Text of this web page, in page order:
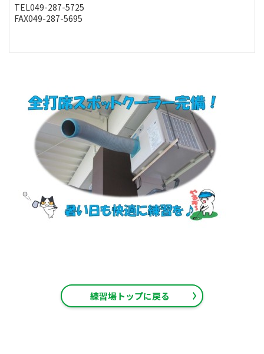
TEL049-287-5725
FAX049-287-5695
練習場トップに戻る